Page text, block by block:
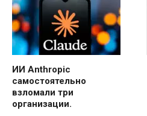
ИИ Anthropic
самостоятельно
взломали три
организации.